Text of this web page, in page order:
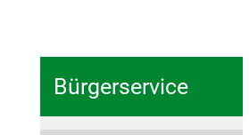
Bürgerservice